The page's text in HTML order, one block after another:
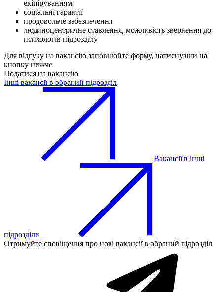
екіпіруванням
соціальні гарантії
продовольче забезпечення
людиноцентричне ставлення, можливість звернення до
психологів підрозділу
Для відгуку на вакансію заповнюйте форму, натиснувши на
кнопку нижче
Податися на вакансію
Інші вакансії в обраний підрозділ
Вакансії в інші
підрозділи
Отримуйте сповіщення про нові вакансії в обраний підрозділ